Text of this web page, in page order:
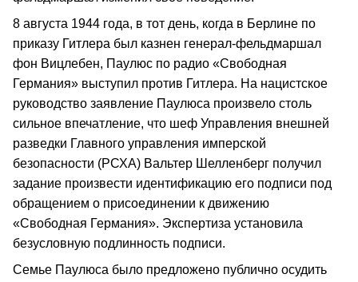
8 августа 1944 года, в тот день, когда в Берлине по
приказу Гитлера был казнен генерал-фельдмаршал
фон Вицлебен, Паулюс по радио «Свободная
Германия» выступил против Гитлера. На нацистское
руководство заявление Паулюса произвело столь
сильное впечатление, что шеф Управления внешней
разведки Главного управления имперской
безопасности (РСХА) Вальтер Шелленберг получил
задание произвести идентификацию его подписи под
обращением о присоединении к движению
«Свободная Германия». Экспертиза установила
безусловную подлинность подписи.
Семье Паулюса было предложено публично осудить